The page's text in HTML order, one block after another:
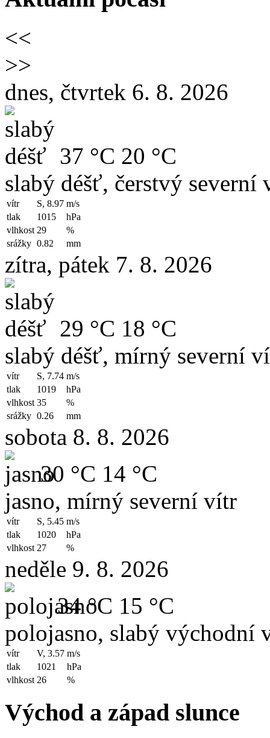
<<
>>
dnes, čtvrtek 6. 8. 2026
37 °C 20 °C
slabý déšť, čerstvý severní
vítr S, 8.97 m/s
tlak
1015
hPa
vlhkost 29
%
srážky 0.82 mm
zítra, pátek 7. 8. 2026
29 °C 18 °C
slabý déšť, mírný severní
vítr S, 7.74 m/s
tlak
1019
hPa
vlhkost 35
%
srážky 0.26 mm
sobota 8. 8. 2026
30 °C 14 °C
jasno, mírný severní vítr
vítr S, 5.45 m/s
tlak
1020
hPa
vlhkost 27 %
neděle 9. 8. 2026
34 °C 15 °C
polojasno, slabý východní
vítr V, 3.57 m/s
tlak
1021
hPa
vlhkost 26 %
Východ a západ slunce